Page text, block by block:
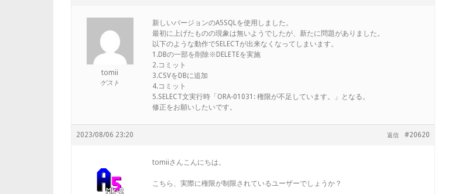
tomii
ゲスト
新しいバージョンのA5SQLを使用しました。
最初に上げたものの現象は無いようでしたが、新たに問題がありました。
以下のような動作でSELECTが出来なくなってしまいます。
1.DBの一部を削除※DELETEを実施
2.コミット
3.CSVをDBに追加
4.コミット
5.SELECT文実行時「ORA-01031: 権限が不足しています。」となる。
修正をお願いしたいです。
2023/08/06 23:20 #20620
返信
tomiiさんこんにちは。
こちら、実際に権限が制限されているユーザーでしょうか？